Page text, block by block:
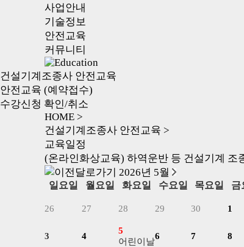
사업안내
기술정보
안전교육
커뮤니티
건설기계조종사 안전교육
안전교육 (예약접수)
수강신청 확인/취소
HOME >
건설기계조종사 안전교육 >
교육일정
(온라인화상교육) 하역운반 등 건설기계 조
2026년 5월
일요일 월요일 화요일 수요일 목요일 금
26 27 28 29 30 1
3
4
5
어린이날
6 7 8